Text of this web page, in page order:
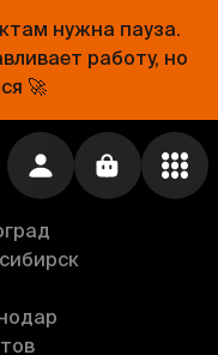
нужна пауза.
работу, но
🚀
Новгород
на-Дону